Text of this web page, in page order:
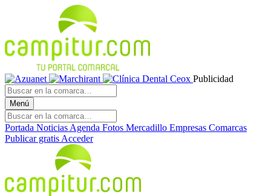
Publicidad
Menú
Portada Noticias Agenda Fotos Mercadillo Empresas Comarcas
Publicar gratis Acceder